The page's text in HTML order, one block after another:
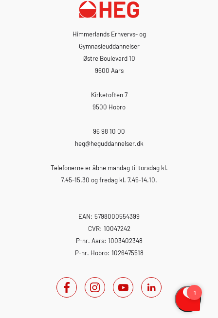
Himmerlands Erhvervs- og
Gymnasieuddannelser
Østre Boulevard 10
9600 Aars
Kirketoften 7
9500 Hobro
96 98 10 00
heg@heguddannelser.dk
Telefonerne er åbne mandag til torsdag kl.
7.45-15.30 og fredag kl. 7.45-14.10.
EAN: 5798000554399
CVR: 10047242
P-nr. Aars: 1003402348
P-nr. Hobro: 1026475518